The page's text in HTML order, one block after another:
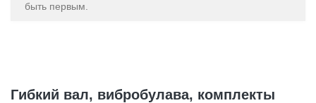
быть первым.
Гибкий вал, вибробулава, комплекты